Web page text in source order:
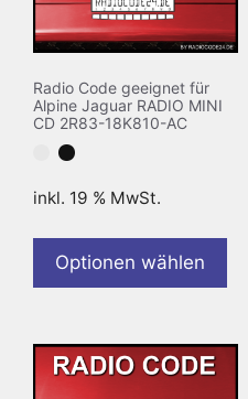
Radio Code geeignet für
Alpine Jaguar RADIO MINI
CD 2R83-18K810-AC
inkl. 19 % MwSt.
Optionen wählen